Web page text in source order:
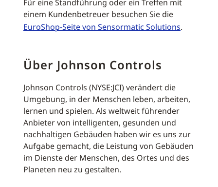
Für eine Standführung oder ein Treffen mit
einem Kundenbetreuer besuchen Sie die
EuroShop-Seite von Sensormatic Solutions.
Über Johnson Controls
Johnson Controls (NYSE:JCI) verändert die
Umgebung, in der Menschen leben, arbeiten,
lernen und spielen. Als weltweit führender
Anbieter von intelligenten, gesunden und
nachhaltigen Gebäuden haben wir es uns zur
Aufgabe gemacht, die Leistung von Gebäuden
im Dienste der Menschen, des Ortes und des
Planeten neu zu gestalten.